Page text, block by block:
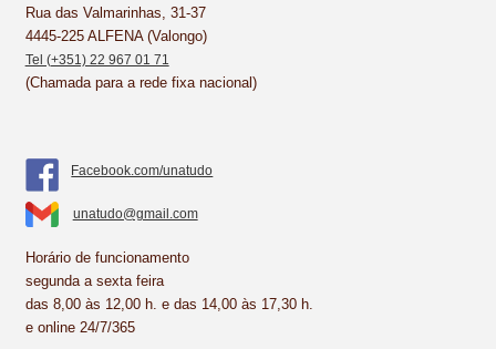
t
Rua das Valmarinhas, 31-37
4445-225 ALFENA (Valongo)
Tel (+351) 22 967 01 71
(Chamada para a rede fixa nacional)
Facebook.com/unatudo
unatudo@gmail.com
Horário de funcionamento
segunda a sexta feira
das 8,00 às 12,00 h. e das 14,00 às 17,30 h.
e online 24/7/365